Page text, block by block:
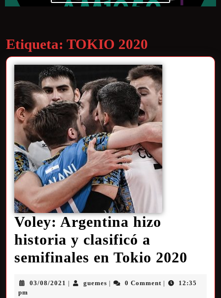
Etiqueta: TOKIO 2020
Voley: Argentina hizo
historia y clasificó a
semifinales en Tokio 2020
03/08/2021 guemes 0 Comment
12:35
pm